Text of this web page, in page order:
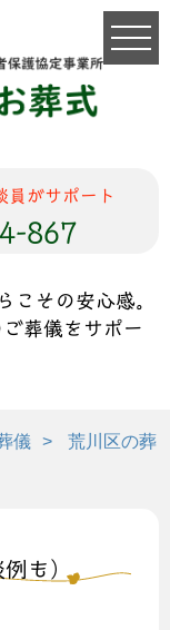
員がサポート
867
こその安心感。
葬儀をサポー
儀
荒川区の葬
例も）